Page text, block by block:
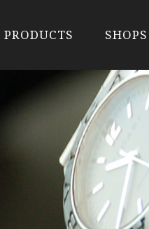
PRODUCTS SHOPS